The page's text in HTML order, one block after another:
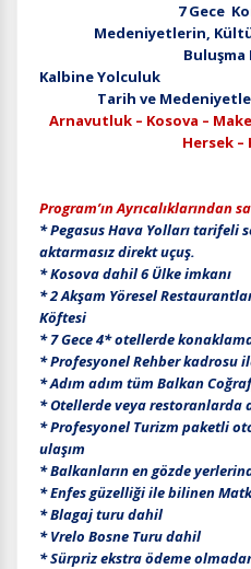
7 Gece
Medeniyetlerin,
Buluşma
Kalbine Yolculuk
Tarih ve
Arnavutluk – Kosova –
Hersek –
Program’ın Ayrıcalıklarından
* Pegasus Hava Yolları tarifeli
aktarmasız direkt uçuş.
* Kosova dahil 6 Ülke imkanı
* 2 Akşam Yöresel
Köftesi
* 7 Gece 4* otellerde
* Profesyonel Rehber kadrosu
* Adım adım tüm Balkan
* Otellerde veya restoranlarda
* Profesyonel Turizm paketli
ulaşım
* Balkanların en gözde
* Enfes güzelliği ile bilinen
* Blagaj turu dahil
* Vrelo Bosne Turu dahil
* Sürpriz ekstra ödeme